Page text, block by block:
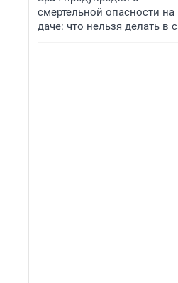
смертельной опасности на
даче: что нельзя делать в